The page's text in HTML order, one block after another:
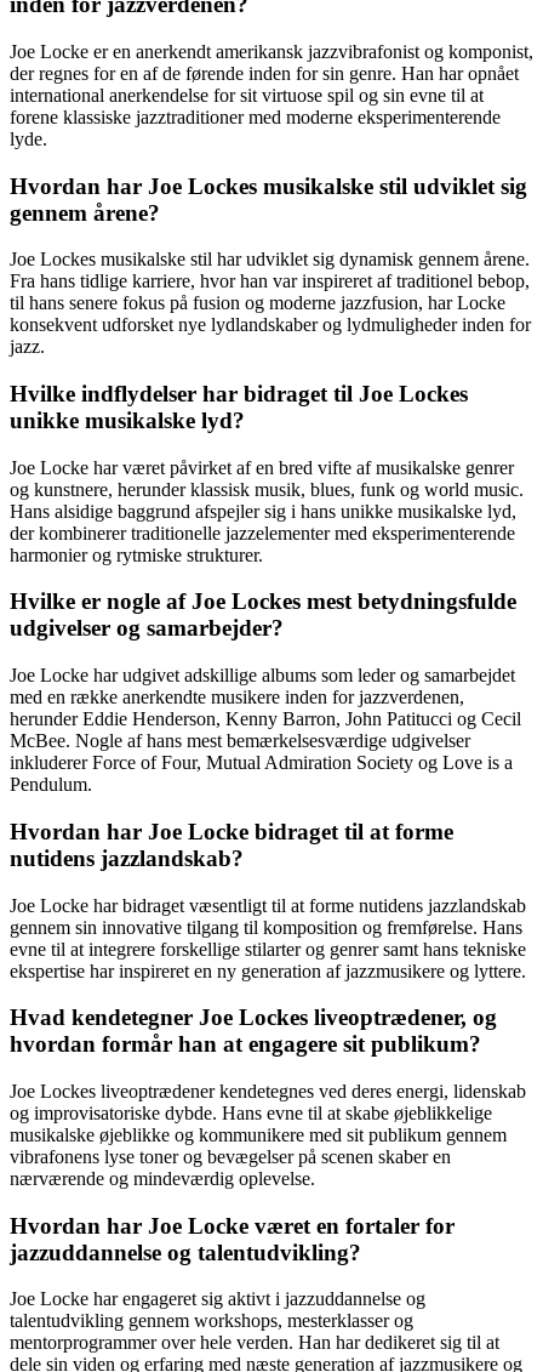
Joe Locke er en anerkendt amerikansk jazzvibrafonist og komponist,
der regnes for en af de førende inden for sin genre. Han har opnået
international anerkendelse for sit virtuose spil og sin evne til at
forene klassiske jazztraditioner med moderne eksperimenterende
lyde.
Hvordan har Joe Lockes musikalske stil udviklet sig
gennem årene?
Joe Lockes musikalske stil har udviklet sig dynamisk gennem årene.
Fra hans tidlige karriere, hvor han var inspireret af traditionel bebop,
til hans senere fokus på fusion og moderne jazzfusion, har Locke
konsekvent udforsket nye lydlandskaber og lydmuligheder inden for
jazz.
Hvilke indflydelser har bidraget til Joe Lockes
unikke musikalske lyd?
Joe Locke har været påvirket af en bred vifte af musikalske genrer
og kunstnere, herunder klassisk musik, blues, funk og world music.
Hans alsidige baggrund afspejler sig i hans unikke musikalske lyd,
der kombinerer traditionelle jazzelementer med eksperimenterende
harmonier og rytmiske strukturer.
Hvilke er nogle af Joe Lockes mest betydningsfulde
udgivelser og samarbejder?
Joe Locke har udgivet adskillige albums som leder og samarbejdet
med en række anerkendte musikere inden for jazzverdenen,
herunder Eddie Henderson, Kenny Barron, John Patitucci og Cecil
McBee. Nogle af hans mest bemærkelsesværdige udgivelser
inkluderer Force of Four, Mutual Admiration Society og Love is a
Pendulum.
Hvordan har Joe Locke bidraget til at forme
nutidens jazzlandskab?
Joe Locke har bidraget væsentligt til at forme nutidens jazzlandskab
gennem sin innovative tilgang til komposition og fremførelse. Hans
evne til at integrere forskellige stilarter og genrer samt hans tekniske
ekspertise har inspireret en ny generation af jazzmusikere og lyttere.
Hvad kendetegner Joe Lockes liveoptrædener, og
hvordan formår han at engagere sit publikum?
Joe Lockes liveoptrædener kendetegnes ved deres energi, lidenskab
og improvisatoriske dybde. Hans evne til at skabe øjeblikkelige
musikalske øjeblikke og kommunikere med sit publikum gennem
vibrafonens lyse toner og bevægelser på scenen skaber en
nærværende og mindeværdig oplevelse.
Hvordan har Joe Locke været en fortaler for
jazzuddannelse og talentudvikling?
Joe Locke har engageret sig aktivt i jazzuddannelse og
talentudvikling gennem workshops, mesterklasser og
mentorprogrammer over hele verden. Han har dedikeret sig til at
dele sin viden og erfaring med næste generation af jazzmusikere og